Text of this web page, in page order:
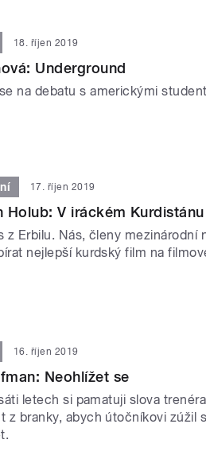
18. říjen 2019
Underground
na debatu s americkými
17. říjen 2019
Holub: V iráckém Kurdistánu
z Erbilu. Nás, členy mezinárodní
nejlepší kurdský film na
16. říjen 2019
Neohlížet se
letech si pamatuji slova
z branky, abych útočníkovi zúžil